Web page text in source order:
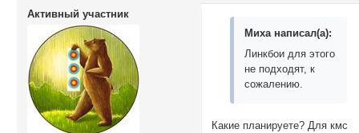
Активный участник
Миха написал(а):
Линкбои для этого
не подходят, к
сожалению.
Какие планируете? Для кмс